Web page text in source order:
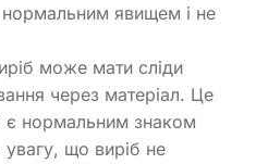
нормальним явищем і не
може мати сліди
через матеріал. Це
є нормальним знаком
увагу, що виріб не